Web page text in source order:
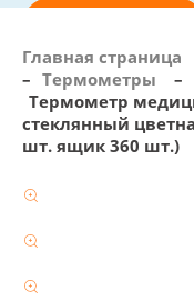
Пн –
+7
Главная страница
– Термометры –
Термометр
стеклянный
шт. ящик 360 шт.)